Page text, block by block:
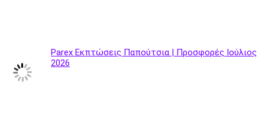
Parex Εκπτώσεις Παπούτσια | Προσφορές Ιούλιος
2026